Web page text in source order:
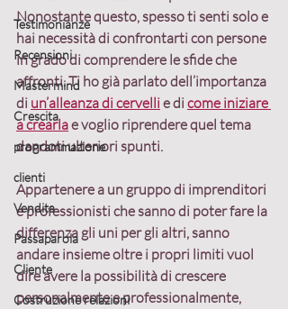
Testimonianze
Recensioni
Mastermind
Crescita
programmazione
clienti
Vendita
Passaparola
Cliente
Costruzione relazioni
Nonostante questo, spesso ti senti solo e
hai necessità di confrontarti con persone
in grado di comprendere le sfide che
affronti. Ti ho già parlato dell’importanza
di un’alleanza di cervelli e di come iniziare
a crearla e voglio riprendere quel tema
dandoti ulteriori spunti.
Appartenere a un gruppo di imprenditori
e professionisti che sanno di poter fare la
differenza gli uni per gli altri, sanno
andare insieme oltre i propri limiti vuol
dire avere la possibilità di crescere
personalmente e professionalmente,